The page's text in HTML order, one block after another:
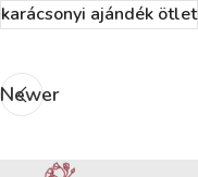
karácsonyi ajándék ötlet
Newer